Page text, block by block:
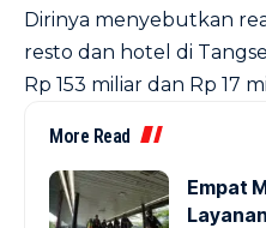
Dirinya menyebutkan
resto dan hotel di
Rp 153 miliar dan Rp 17
More Read
Empat